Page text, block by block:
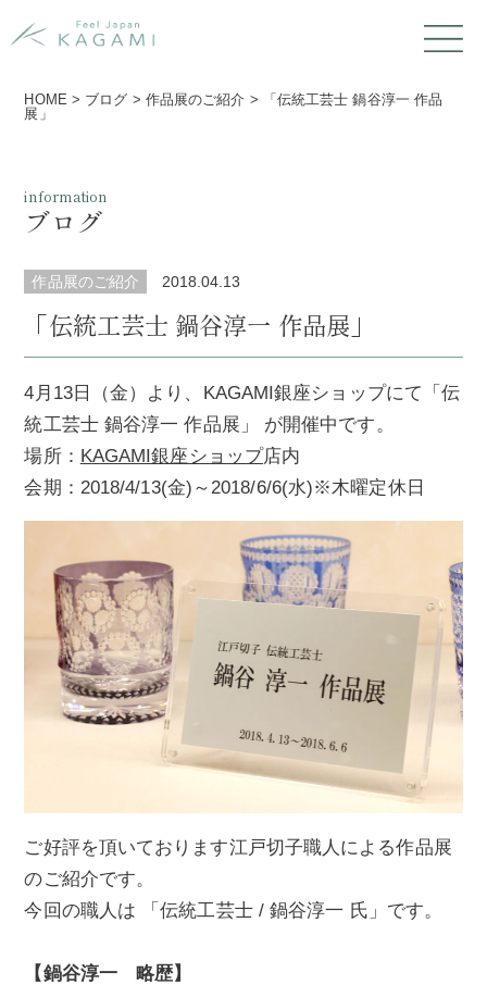
HOME > ブログ > 作品展のご紹介 >
「伝統工芸士 鍋谷淳一 作品
展」
information
ブログ
作品展のご紹介 2018.04.13
「伝統工芸士 鍋谷淳一 作品展」
4月13日（金）より、KAGAMI銀座ショップにて「伝
統工芸士 鍋谷淳一 作品展」 が開催中です。
場所： KAGAMI銀座ショップ店内
会期：2018/4/13(金)～2018/6/6(水)※木曜定休日
ご好評を頂いております江戸切子職人による作品展
のご紹介です。
今回の職人は 「伝統工芸士 / 鍋谷淳一 氏」です。
【鍋谷淳一 略歴】